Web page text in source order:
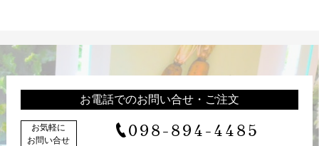
お電話でのお問い合せ・ご注文
お気軽に
お問い合せ
098-894-4485